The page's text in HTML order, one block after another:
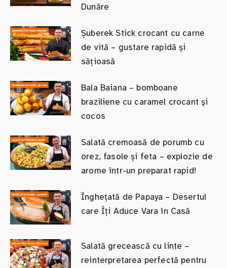
Dunăre
Șuberek Stick crocant cu carne
de vită – gustare rapidă și
sățioasă
Bala Baiana – bomboane
braziliene cu caramel crocant şi
cocos
Salată cremoasă de porumb cu
orez, fasole și feta – explozie de
arome într-un preparat rapid!
Înghețată de Papaya – Desertul
care Îți Aduce Vara în Casă
Salată grecească cu linte –
reinterpretarea perfectă pentru